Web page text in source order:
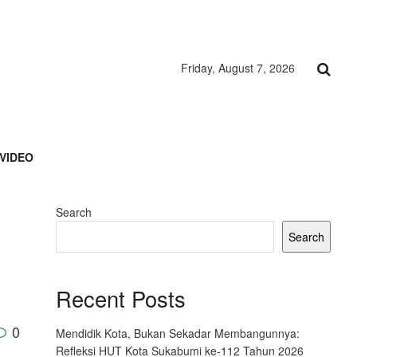
Friday, August 7, 2026
VIDEO
0
Search
Search
Recent Posts
Mendidik Kota, Bukan Sekadar Membangunnya:
Refleksi HUT Kota Sukabumi ke-112 Tahun 2026